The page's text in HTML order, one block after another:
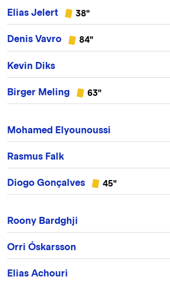
Elias Jelert 38"
Denis Vavro 84"
Kevin Diks
Birger Meling 63"
Mohamed Elyounoussi
Rasmus Falk
Diogo Gonçalves 45"
Roony Bardghji
Orri Óskarsson
Elias Achouri